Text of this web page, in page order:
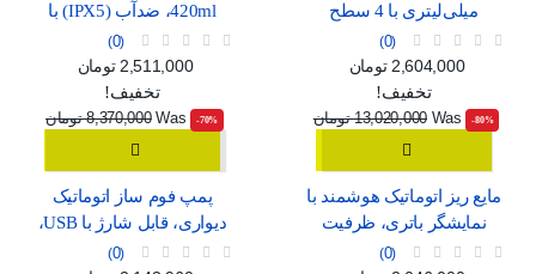
میلی‌لیتری با 4 سطح
تنظیم، موجود در دو رنگ
سفید و مشکی
0
قیمت عادی
قیمت
2,604,000 تومان
تخفیف!
‎-80%
Was 13,020,000 تومان
420ml، ضدآب (IPX5) با
C
0
قیمت عادی
قیمت
2,511,000 تومان
تخفیف!
‎-70%
Was 8,370,000 تومان
مایع ریز اتوماتیک هوشمند با
نمایشگر باتری، ظرفیت
420ml و استاندارد ضدآب
0
پمپ فوم ساز اتوماتیک
دیواری، قابل شارژ با USB،
طرح مینیمال سفید و آبی
0